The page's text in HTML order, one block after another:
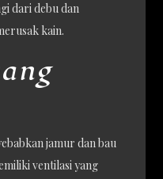
dari debu dan
kain.
jamur dan bau
ventilasi yang